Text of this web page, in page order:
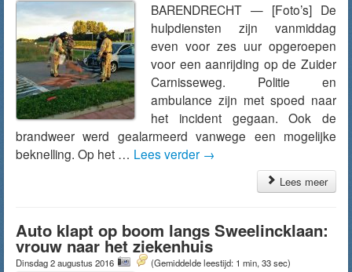
BARENDRECHT — [Foto’s] De
hulpdiensten zijn vanmiddag
even voor zes uur opgeroepen
voor een aanrijding op de Zuider
Carnisseweg. Politie en
ambulance zijn met spoed naar
het incident gegaan. Ook de
brandweer werd gealarmeerd vanwege een mogelijke
beknelling. Op het … Lees verder →
Lees meer
Auto klapt op boom langs Sweelincklaan:
vrouw naar het ziekenhuis
Dinsdag 2 augustus 2016 (Gemiddelde leestijd: 1 min, 33 sec)